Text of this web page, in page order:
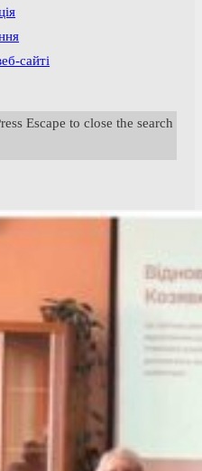
сайті
Escape to close the search